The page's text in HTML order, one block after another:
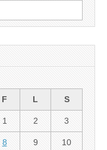
F L S
1 2 3
8 9 10